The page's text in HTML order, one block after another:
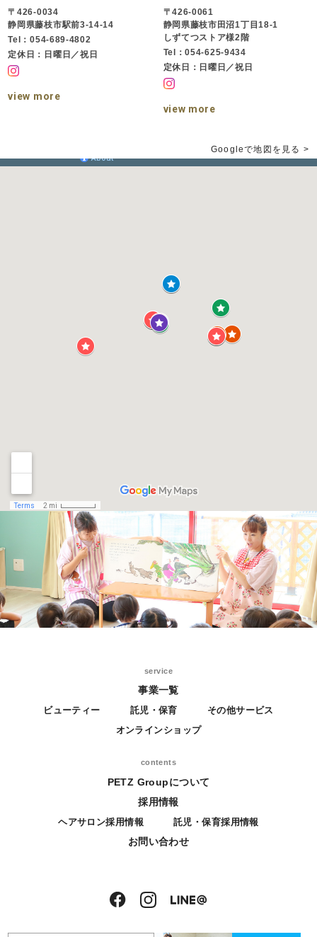
〒426-0034
静岡県藤枝市駅前3-14-14
Tel：054-689-4802
定休日：日曜日／祝日
view more
〒426-0061
静岡県藤枝市田沼1丁目18-1
しずてつストア様2階
Tel：054-625-9434
定休日：日曜日／祝日
view more
Googleで地図を見る >
service
事業一覧
ビューティー 託児・保育
その他サービス
オンラインショップ
contents
PETZ Groupについて
採用情報
ヘアサロン採用情報 託児・保育採用情報
お問い合わせ